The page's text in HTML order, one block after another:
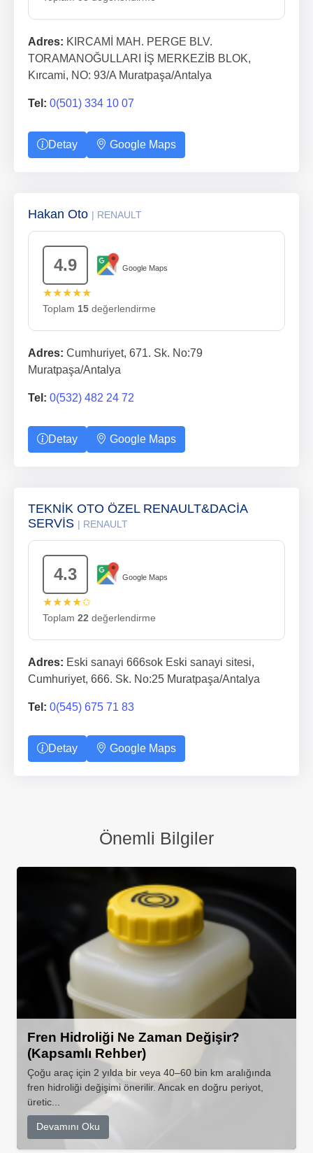
Adres: KIRCAMİ MAH. PERGE BLV.
TORAMANOĞULLARI İŞ MERKEZİB BLOK,
Kırcami, NO: 93/A Muratpaşa/Antalya
Tel: 0(501) 334 10 07
Detay Google Maps
Hakan Oto | RENAULT
4.9 Google Maps
★★★★★
Toplam 15 değerlendirme
Adres: Cumhuriyet, 671. Sk. No:79
Muratpaşa/Antalya
Tel: 0(532) 482 24 72
Detay Google Maps
TEKNİK OTO ÖZEL RENAULT&DACİA
SERVİS | RENAULT
4.3 Google Maps
★★★★✩
Toplam 22 değerlendirme
Adres: Eski sanayi 666sok Eski sanayi sitesi,
Cumhuriyet, 666. Sk. No:25 Muratpaşa/Antalya
Tel: 0(545) 675 71 83
Detay Google Maps
Önemli Bilgiler
Fren Hidroliği Ne Zaman Değişir?
(Kapsamlı Rehber)
Çoğu araç için 2 yılda bir veya 40–60 bin km aralığında
fren hidroliği değişimi önerilir. Ancak en doğru periyot,
üretic...
Devamını Oku